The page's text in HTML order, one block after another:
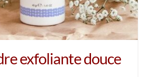
exfoliante douce